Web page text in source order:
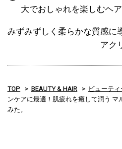
大でおしゃれを楽しむヘ
みずみずしく柔らかな質感に
アク
TOP BEAUTY & HAIR ビューテ
ンケアに最適！肌疲れを癒して潤う
みた。